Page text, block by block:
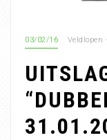
03/02/16 Veldlopen